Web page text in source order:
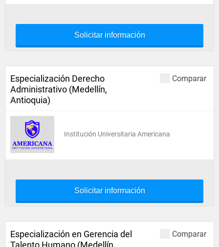
Solicitar información
Comparar
Especialización Derecho
Administrativo (Medellín,
Antioquia)
Institución Universitaria Americana
Solicitar información
Comparar
Especialización en Gerencia del
Talento Humano (Medellín,